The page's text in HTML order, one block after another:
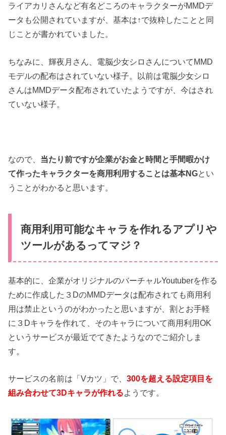
ライアカリさんなど有名どころのキャラクターがMMDデ
ータも公開されていますが、基本は↑で抜粋したことと同
じことが書かれていました。
ちなみに、輝夜月さん、電脳少女シロさんについてMMD
モデルの配布はされていない様子。以前は電脳少女シロ
さんはMMDデータ配布されていたようですが、今はされ
ていない様子。
なので、 当たり前ですが企業がお金と時間と手間暇かけ
て作ったキャラクターを商用利用することは基本NGとい
うことがわかると思います。
商用利用可能なキャラを作れるアプリや
ツールがあるってマジ？
基本的に、企業がオリジナルのバーチャルYoutuberを作る
ために作成した３DのMMDデータは配布されても商用利
用は禁止というのがわかったと思いますが、割とお手軽
に３Dキャラを作れて、そのキャラについて商用利用OK
というサービスが最近でてきたようなのでご紹介しま
す。
サービスの名前は「Vカツ」で、300を超える設定項目を
組み合わせて3Dキャラが作れるようです。